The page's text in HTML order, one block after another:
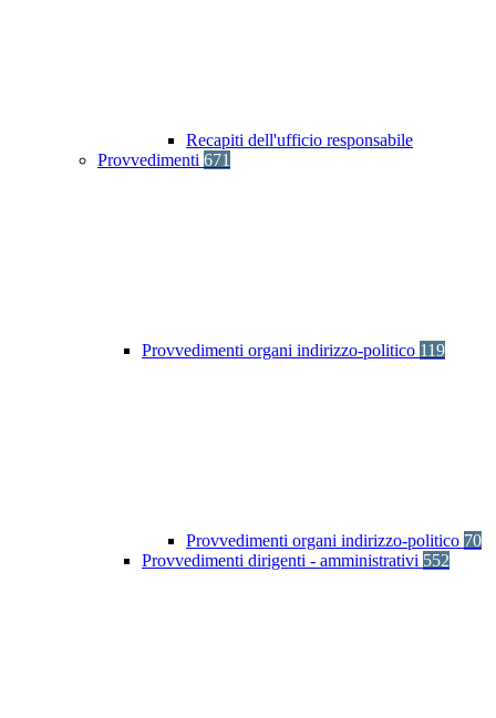
Recapiti dell'ufficio responsabile
Provvedimenti 671
Provvedimenti organi indirizzo-politico 119
Provvedimenti organi indirizzo-politico 70
Provvedimenti dirigenti - amministrativi 552